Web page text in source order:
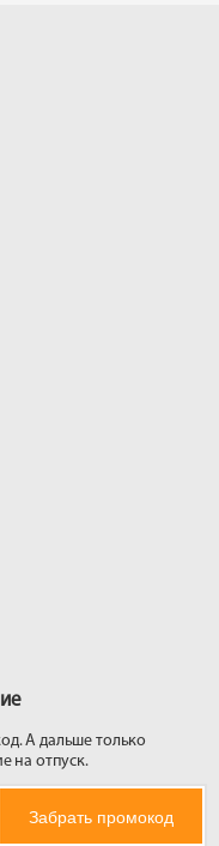
А дальше только
на отпуск.
Забрать промокод
и получи